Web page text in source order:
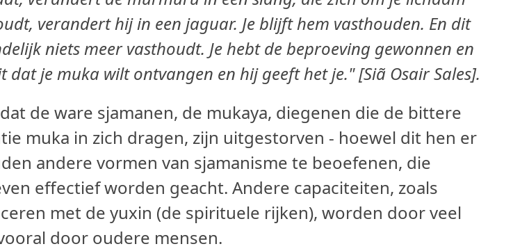
verandert hij in een jaguar. Je blijft hem vasthouden. En dit
niets meer vasthoudt. Je hebt de beproeving gewonnen en
dat je muka wilt ontvangen en hij geeft het je."[Siã Osair Sales].
de ware sjamanen, de mukaya, diegenen die de bittere
muka in zich dragen, zijn uitgestorven - hoewel dit hen er
andere vormen van sjamanisme te beoefenen, die
effectief worden geacht. Andere capaciteiten, zoals
met de yuxin (de spirituele rijken), worden door veel
door oudere mensen.